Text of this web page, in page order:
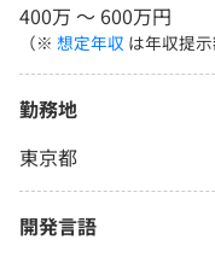
400万 〜 600万円
（※ 想定年収 は年収提
勤務地
東京都
開発言語